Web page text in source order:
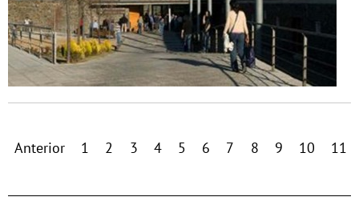
Anterior 1 2 3 4 5 6 7 8 9 10 11